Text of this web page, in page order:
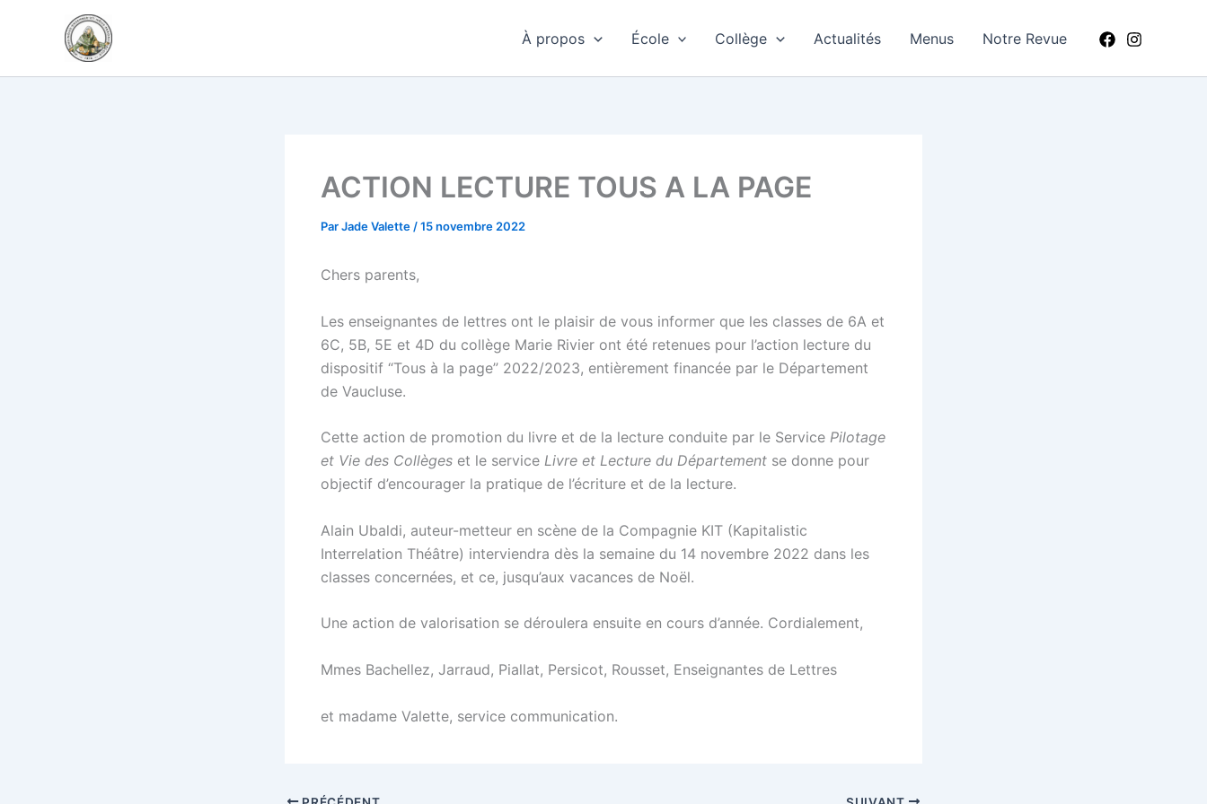
À propos École Collège Actualités Menus Notre Revue
ACTION LECTURE TOUS A LA PAGE
ParJade Valette /15 novembre 2022
Chers parents,
Les enseignantes de lettres ont le plaisir de vous informer que les classes de 6A et
6C, 5B, 5E et 4D du collège Marie Rivier ont été retenues pour l’action lecture du
dispositif “Tous à la page” 2022/2023, entièrement financée par le Département
de Vaucluse.
Cette action de promotion du livre et de la lecture conduite par le Service Pilotage
et Vie des Collèges et le service Livre et Lecture du Département se donne pour
objectif d’encourager la pratique de l’écriture et de la lecture.
Alain Ubaldi, auteur-metteur en scène de la Compagnie KIT (Kapitalistic
Interrelation Théâtre) interviendra dès la semaine du 14 novembre 2022 dans les
classes concernées, et ce, jusqu’aux vacances de Noël.
Une action de valorisation se déroulera ensuite en cours d’année. Cordialement,
Mmes Bachellez, Jarraud, Piallat, Persicot, Rousset, Enseignantes de Lettres
et madame Valette, service communication.